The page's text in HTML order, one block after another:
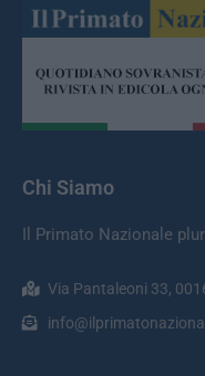
Chi Siamo
Il Primato Nazionale
Via Pantaleoni 33,